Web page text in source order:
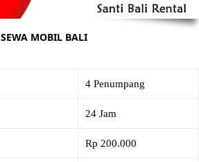
SEWA MOBIL BALI
4 Penumpang
24 Jam
Rp 200.000